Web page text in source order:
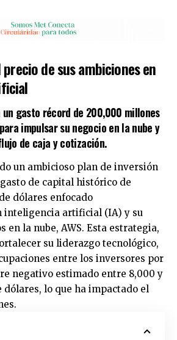
de sus ambiciones en
un gasto récord de 200,000 millones
impulsar su negocio en la nube y
de caja y cotización.
un ambicioso plan de inversión
de capital histórico de
dólares enfocado
inteligencia artificial (IA) y su
en la nube, AWS. Esta estrategia,
su liderazgo tecnológico,
entre los inversores por
negativo estimado entre 8,000 y
dólares, lo que ha impactado el